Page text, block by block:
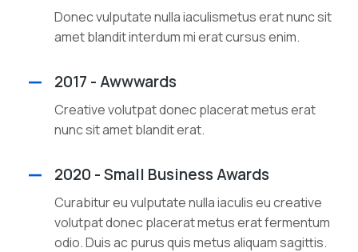
Donec vulputate nulla iaculismetus erat nunc sit
amet blandit interdum mi erat cursus enim.
2017 - Awwwards
Creative volutpat donec placerat metus erat
nunc sit amet blandit erat.
2020 - Small Business Awards
Curabitur eu vulputate nulla iaculis eu creative
volutpat donec placerat metus erat fermentum
odio. Duis ac purus quis metus aliquam sagittis.